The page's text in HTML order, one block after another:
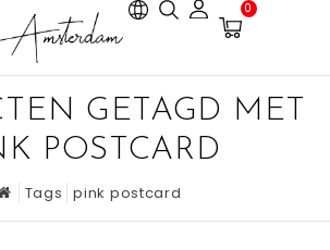
0
GETAGD MET
POSTCARD
Tags pink postcard